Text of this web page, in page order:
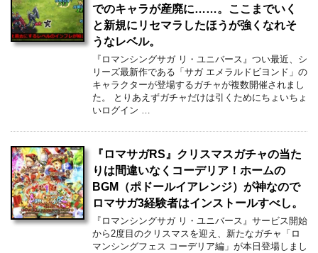
でのキャラが産廃に……。ここまでいく
と新規にリセマラしたほうが強くなれそ
うなレベル。
『ロマンシングサガ リ・ユニバース』つい最近、シ
リーズ最新作である「サガ エメラルドビヨンド」の
キャラクターが登場するガチャが複数開催されまし
た。 とりあえずガチャだけは引くためにちょいちょ
いログイン …
『ロマサガRS』クリスマスガチャの当た
りは間違いなくコーデリア！ホームの
BGM（ポドールイアレンジ）が神なので
ロマサガ3経験者はインストールすべし。
『ロマンシングサガ リ・ユニバース』サービス開始
から2度目のクリスマスを迎え、新たなガチャ「ロ
マンシングフェス コーデリア編」が本日登場しまし